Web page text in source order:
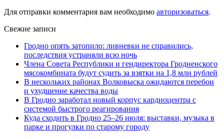
Для отправки комментария вам необходимо авторизоваться.
Свежие записи
Гродно опять затопило: ливневки не справились,
последствия устраняли всю ночь
Члена Совета Республики и гендиректора Гродненского
мясокомбината будут судить за взятки на 1,8 млн рублей
В нескольких районах Волковыска ожидаются перебои
и ухудшение качества воды
В Гродно заработал новый корпус кардиоцентра с
системой быстрого реагирования
Куда сходить в Гродно 25–26 июля: выставки, музыка в
парке и прогулки по старому городу